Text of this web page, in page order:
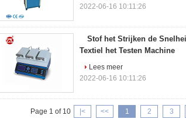
2022-06-16 10:11:26
Stof het Strijken de
Textiel het Testen Machine
Lees meer
2022-06-16 10:11:26
Page 1 of 10 |< << 1 2 3